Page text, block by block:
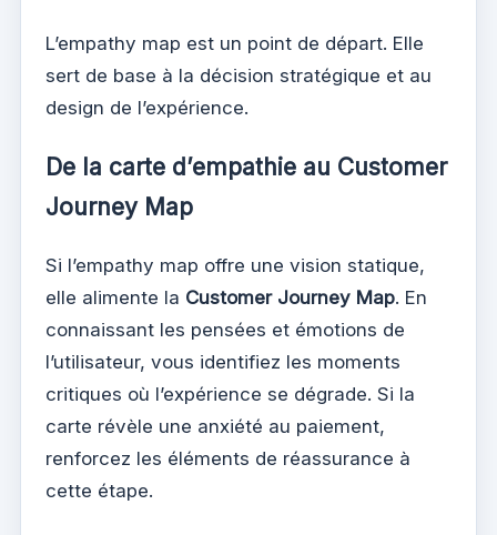
L’empathy map est un point de départ. Elle
sert de base à la décision stratégique et au
design de l’expérience.
De la carte d’empathie au Customer
Journey Map
Si l’empathy map offre une vision statique,
elle alimente la Customer Journey Map. En
connaissant les pensées et émotions de
l’utilisateur, vous identifiez les moments
critiques où l’expérience se dégrade. Si la
carte révèle une anxiété au paiement,
renforcez les éléments de réassurance à
cette étape.